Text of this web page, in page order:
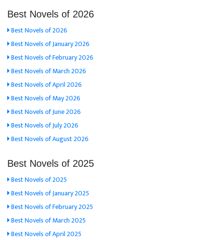
Best Novels of 2026
Best Novels of 2026
Best Novels of January 2026
Best Novels of February 2026
Best Novels of March 2026
Best Novels of April 2026
Best Novels of May 2026
Best Novels of June 2026
Best Novels of July 2026
Best Novels of August 2026
Best Novels of 2025
Best Novels of 2025
Best Novels of January 2025
Best Novels of February 2025
Best Novels of March 2025
Best Novels of April 2025